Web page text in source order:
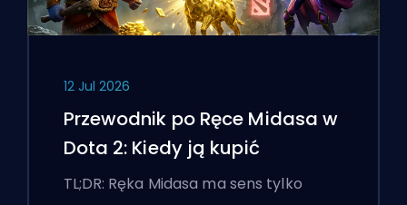
12 Jul 2026
Przewodnik po Ręce Midasa w
Dota 2: Kiedy ją kupić
TL;DR: Ręka Midasa ma sens tylko